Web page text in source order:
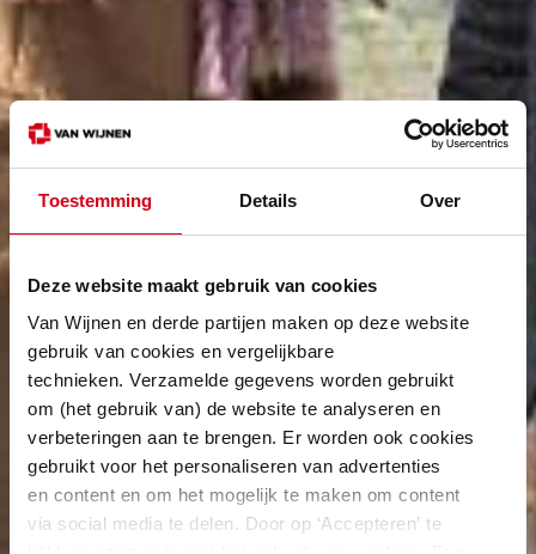
Toestemming Details Over
Deze website maakt gebruik van cookies
Van Wijnen en derde partijen maken op deze website
gebruik van cookies en vergelijkbare
technieken. Verzamelde gegevens worden gebruikt
om (het gebruik van) de website te analyseren en
verbeteringen aan te brengen. Er worden ook cookies
gebruikt voor het personaliseren van advertenties
en content en om het mogelijk te maken om content
via social media te delen. Door op ‘Accepteren’ te